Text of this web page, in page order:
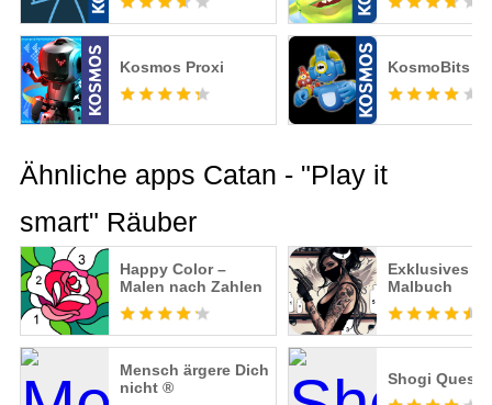
Kosmos Proxi KosmoBits
Ähnliche apps Catan - "Play it
smart" Räuber
Happy Color –
Malen nach Zahlen
Exklusives
Malbuch
Mensch ärgere Dich
nicht ®
Shogi Quest